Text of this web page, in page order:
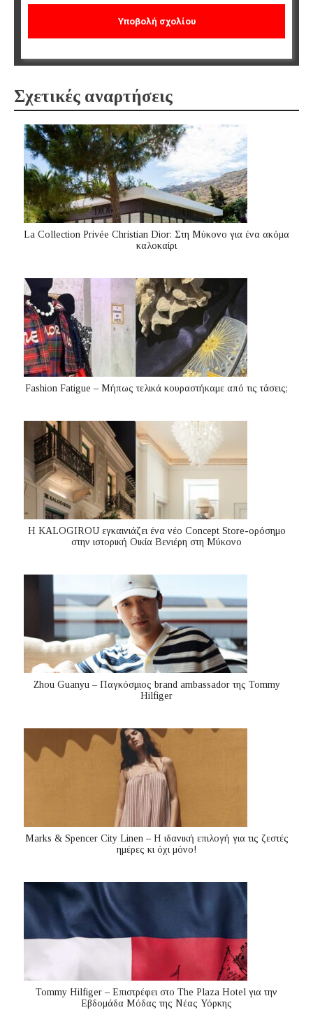
Σχετικές αναρτήσεις
La Collection Privée Christian Dior: Στη Μύκονο για ένα ακόμα
καλοκαίρι
Fashion Fatigue – Μήπως τελικά κουραστήκαμε από τις τάσεις;
Η KALOGIROU εγκαινιάζει ένα νέο Concept Store-ορόσημο
στην ιστορική Οικία Βενιέρη στη Μύκονο
Zhou Guanyu – Παγκόσμιος brand ambassador της Tommy
Hilfiger
Marks & Spencer City Linen – Η ιδανική επιλογή για τις ζεστές
ημέρες κι όχι μόνο!
Tommy Hilfiger – Επιστρέφει στο The Plaza Hotel για την
Εβδομάδα Μόδας της Νέας Υόρκης